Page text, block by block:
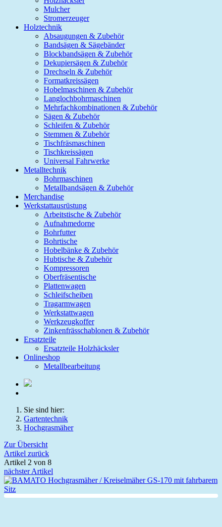
Mulcher
Stromerzeuger
Holztechnik
Absaugungen & Zubehör
Bandsägen & Sägebänder
Blockbandsägen & Zubehör
Dekupiersägen & Zubehör
Drechseln & Zubehör
Formatkreissägen
Hobelmaschinen & Zubehör
Langlochbohrmaschinen
Mehrfachkombinationen & Zubehör
Sägen & Zubehör
Schleifen & Zubehör
Stemmen & Zubehör
Tischfräsmaschinen
Tischkreissägen
Universal Fahrwerke
Metalltechnik
Bohrmaschinen
Metallbandsägen & Zubehör
Merchandise
Werkstattausrüstung
Arbeitstische & Zubehör
Aufnahmedorne
Bohrfutter
Bohrtische
Hobelbänke & Zubehör
Hubtische & Zubehör
Kompressoren
Oberfräsentische
Plattenwagen
Schleifscheiben
Tragarmwagen
Werkstattwagen
Werkzeugkoffer
Zinkenfrässchablonen & Zubehör
Ersatzteile
Ersatzteile Holzhäcksler
Onlineshop
Metallbearbeitung
Sie sind hier:
Gartentechnik
Hochgrasmäher
Zur Übersicht
Artikel zurück
Artikel 2 von 8
nächster Artikel